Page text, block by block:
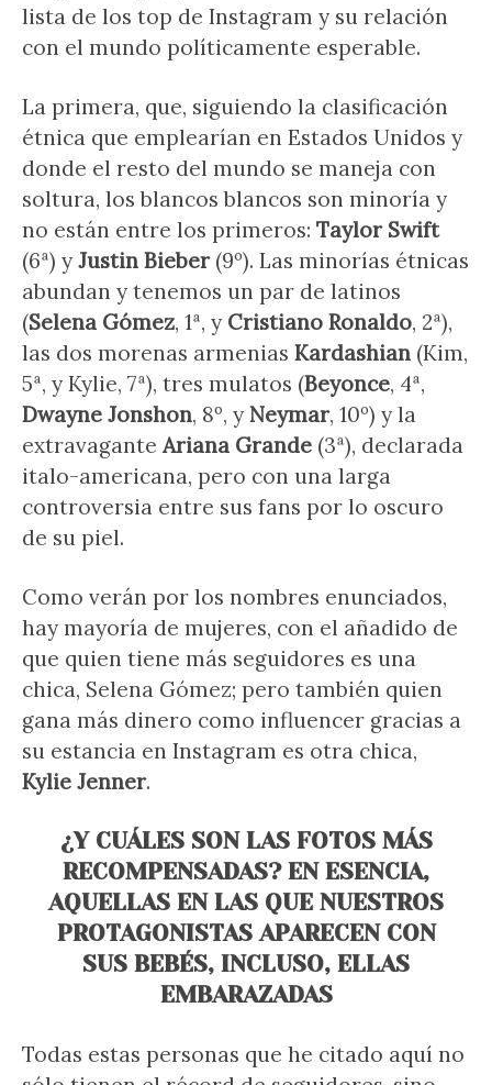
lista de los top de Instagram y su relación
con el mundo políticamente esperable.
La primera, que, siguiendo la clasificación
étnica que emplearían en Estados Unidos y
donde el resto del mundo se maneja con
soltura, los blancos blancos son minoría y
no están entre los primeros: Taylor Swift
(6ª) y Justin Bieber(9º). Las minorías étnicas
abundan y tenemos un par de latinos
(Selena Gómez, 1ª, y Cristiano Ronaldo, 2ª),
las dos morenas armenias Kardashian (Kim,
5ª, y Kylie, 7ª), tres mulatos (Beyonce, 4ª,
Dwayne Jonshon, 8º, y Neymar, 10º) y la
extravagante Ariana Grande (3ª), declarada
italo-americana, pero con una larga
controversia entre sus fans por lo oscuro
de su piel.
Como verán por los nombres enunciados,
hay mayoría de mujeres, con el añadido de
que quien tiene más seguidores es una
chica, Selena Gómez; pero también quien
gana más dinero como influencer gracias a
su estancia en Instagram es otra chica,
Kylie Jenner.
¿Y CUÁLES SON LAS FOTOS MÁS
RECOMPENSADAS? EN ESENCIA,
AQUELLAS EN LAS QUE NUESTROS
PROTAGONISTAS APARECEN CON
SUS BEBÉS, INCLUSO, ELLAS
EMBARAZADAS
Todas estas personas que he citado aquí no